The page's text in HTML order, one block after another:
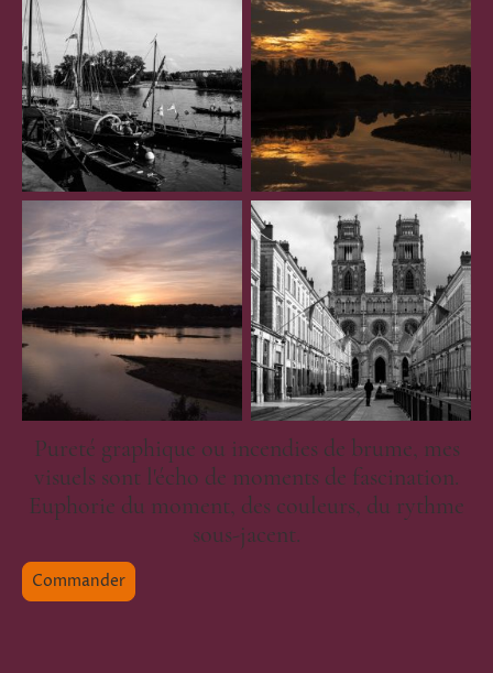
Pureté graphique ou incendies de brume, mes
visuels sont l'écho de moments de fascination.
Euphorie du moment, des couleurs, du rythme
sous-jacent.
Commander